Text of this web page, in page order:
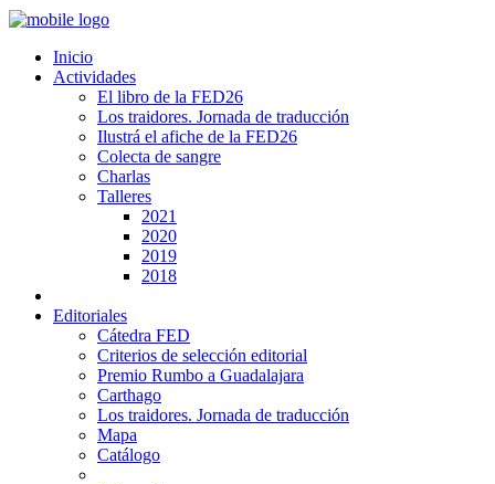
Inicio
Actividades
El libro de la FED26
Los traidores. Jornada de traducción
Ilustrá el afiche de la FED26
Colecta de sangre
Charlas
Talleres
2021
2020
2019
2018
Editoriales
Cátedra FED
Criterios de selección editorial
Premio Rumbo a Guadalajara
Carthago
Los traidores. Jornada de traducción
Mapa
Catálogo